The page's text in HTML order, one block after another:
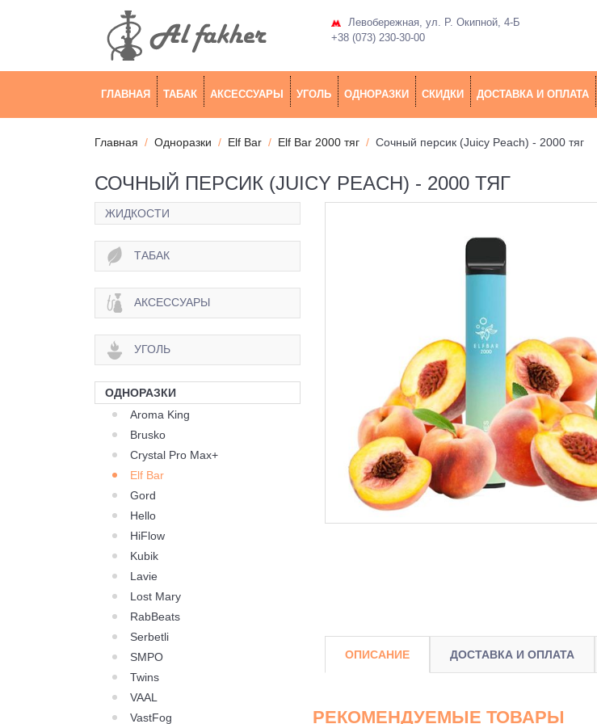
Левобережная, ул. Р. Окипной, 4-Б
+38 (073) 230-30-00
ГЛАВНАЯ ТАБАК АКСЕССУАРЫ УГОЛЬ ОДНОРАЗКИ СКИДКИ ДОСТАВКА И ОПЛАТА
Главная Одноразки Elf Bar Elf Bar 2000 тяг Сочный персик (Juicy Peach) - 2000 тяг
СОЧНЫЙ ПЕРСИК (JUICY PEACH) - 2000 ТЯГ
ЖИДКОСТИ
ТАБАК
АКСЕССУАРЫ
УГОЛЬ
ОДНОРАЗКИ
Aroma King
Brusko
Crystal Pro Max+
Elf Bar
Gord
Hello
HiFlow
Kubik
Lavie
Lost Mary
RabBeats
Serbetli
SMPO
Twins
VAAL
VastFog
ОПИСАНИЕ ДОСТАВКА И ОПЛАТА
РЕКОМЕНДУЕМЫЕ ТОВАРЫ